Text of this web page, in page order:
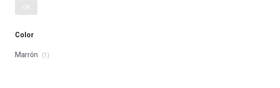
OK
Color
Marrón (1)